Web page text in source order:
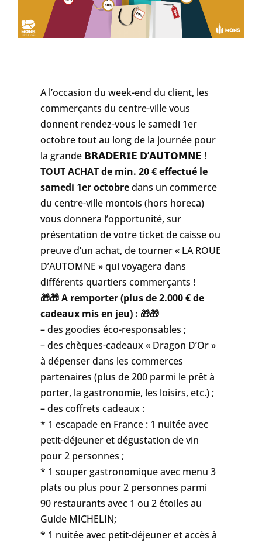
A l’occasion du week-end du client, les
commerçants du centre-ville vous
donnent rendez-vous le samedi 1er
octobre tout au long de la journée pour
la grande 𝗕𝗥𝗔𝗗𝗘𝗥𝗜𝗘 𝗗’𝗔𝗨𝗧𝗢𝗠𝗡𝗘 !
TOUT ACHAT de min. 20 € effectué le
samedi 1er octobredans un commerce
du centre-ville montois (hors horeca)
vous donnera l’opportunité, sur
présentation de votre ticket de caisse ou
preuve d’un achat, de tourner « LA ROUE
D’AUTOMNE » qui voyagera dans
différents quartiers commerçants !
🎁🎁 A remporter (plus de 2.000 € de
cadeaux mis en jeu) : 🎁🎁
– des goodies éco-responsables ;
– des chèques-cadeaux « Dragon D’Or »
à dépenser dans les commerces
partenaires (plus de 200 parmi le prêt à
porter, la gastronomie, les loisirs, etc.) ;
– des coffrets cadeaux :
* 1 escapade en France : 1 nuitée avec
petit-déjeuner et dégustation de vin
pour 2 personnes ;
* 1 souper gastronomique avec menu 3
plats ou plus pour 2 personnes parmi
90 restaurants avec 1 ou 2 étoiles au
Guide MICHELIN;
* 1 nuitée avec petit-déjeuner et accès à